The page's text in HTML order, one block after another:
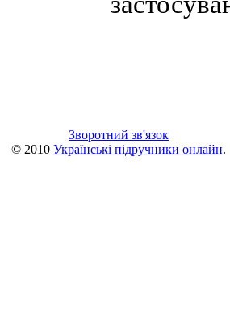
Зворотний зв'язок
© 2010 Українські підручники онлайн.